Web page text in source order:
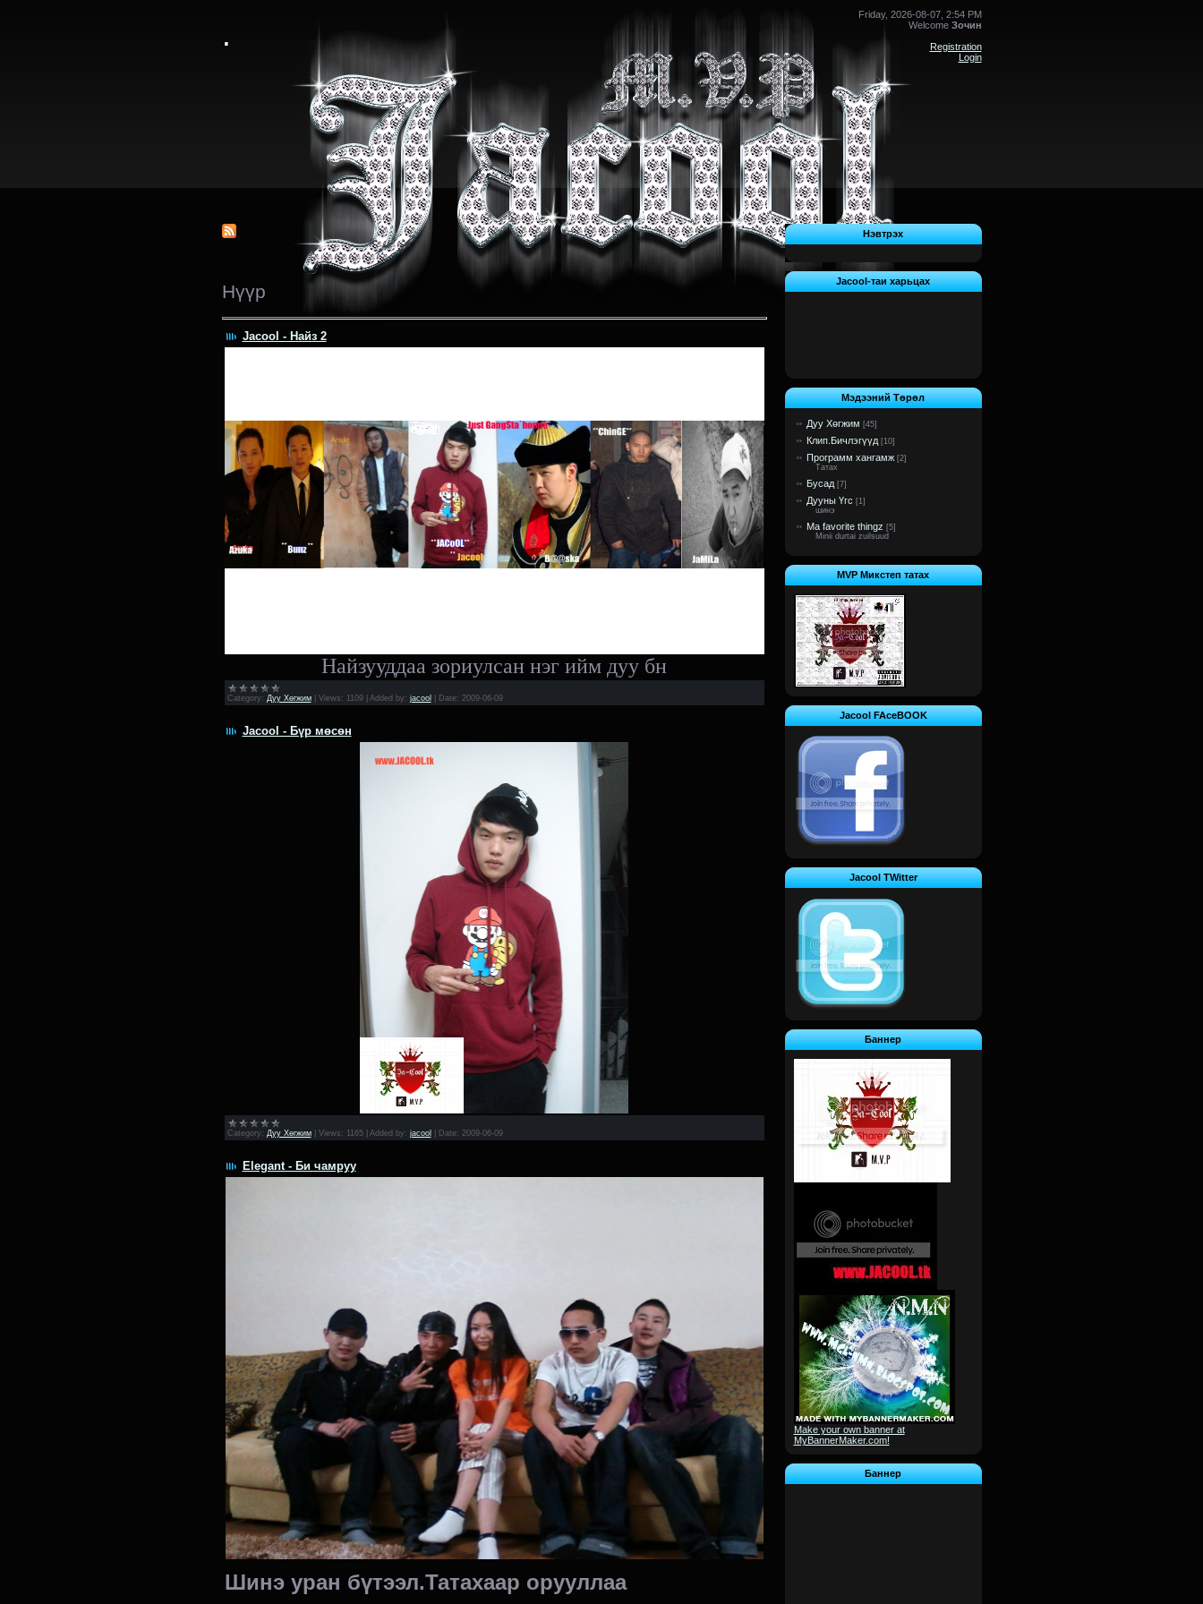
.
Friday, 2026-08-07, 2:54 PM
Welcome Зочин
Registration
Login
Нүүр
Jacool - Найз 2
Найзууддаа зориулсан нэг ийм дуу бн
Category: Дуу Хөгжим Views: 1109 Added by: jacool Date: 2009-06-09
Jacool - Бүр мөсөн
Category: Дуу Хөгжим Views: 1165 Added by: jacool Date: 2009-06-09
Elegant - Би чамруу
Шинэ уран бүтээл.Татахаар орууллаа
Нэвтрэх
Jacool-таи харьцах
Мэдээний Төрөл
Дуу Хөгжим [45]
Клип.Бичлэгүүд [10]
Программ хангамж [2]
Татах
Бусад [7]
Дууны Үгс [1]
шинэ
Ma favorite thingz [5]
Minii durtai zuilsuud
MVP Микстeп татах
Jacool FAceBOOK
Jacool TWitter
Баннер
Make your own banner at
MyBannerMaker.com!
Баннер